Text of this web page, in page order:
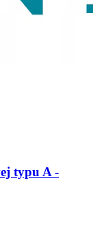
typu A -